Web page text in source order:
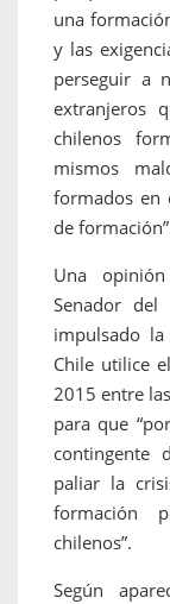
una
y las
perseguir a
extranjeros
chilenos
mismos
formados en
de
Una
Senador del
impulsado
Chile utilice
2015 entre
para que
contingente
paliar la
formación
chilenos”.
Según